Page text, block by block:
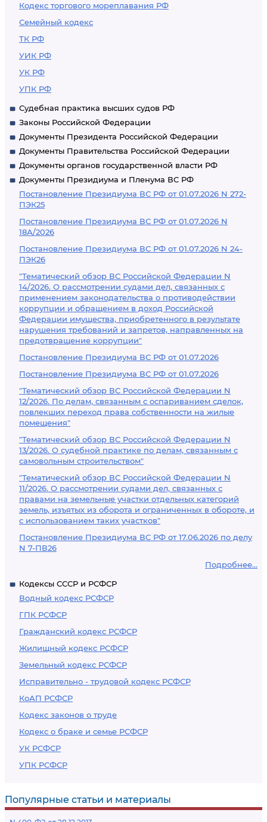
Кодекс торгового мореплавания РФ
Семейный кодекс
ТК РФ
УИК РФ
УК РФ
УПК РФ
Судебная практика высших судов РФ
Законы Российской Федерации
Документы Президента Российской Федерации
Документы Правительства Российской Федерации
Документы органов государственной власти РФ
Документы Президиума и Пленума ВС РФ
Постановление Президиума ВС РФ от 01.07.2026 N 272-
ПЭК25
Постановление Президиума ВС РФ от 01.07.2026 N
18А/2026
Постановление Президиума ВС РФ от 01.07.2026 N 24-
ПЭК26
"Тематический обзор ВС Российской Федерации N
14/2026. О рассмотрении судами дел, связанных с
применением законодательства о противодействии
коррупции и обращением в доход Российской
Федерации имущества, приобретенного в результате
нарушения требований и запретов, направленных на
предотвращение коррупции"
Постановление Президиума ВС РФ от 01.07.2026
Постановление Президиума ВС РФ от 01.07.2026
"Тематический обзор ВС Российской Федерации N
12/2026. По делам, связанным с оспариванием сделок,
повлекших переход права собственности на жилые
помещения"
"Тематический обзор ВС Российской Федерации N
13/2026. О судебной практике по делам, связанным с
самовольным строительством"
"Тематический обзор ВС Российской Федерации N
11/2026. О рассмотрении судами дел, связанных с
правами на земельные участки отдельных категорий
земель, изъятых из оборота и ограниченных в обороте, и
с использованием таких участков"
Постановление Президиума ВС РФ от 17.06.2026 по делу
N 7-ПВ26
Подробнее...
Кодексы СССР и РСФСР
Водный кодекс РСФСР
ГПК РСФСР
Гражданский кодекс РСФСР
Жилищный кодекс РСФСР
Земельный кодекс РСФСР
Исправительно - трудовой кодекс РСФСР
КоАП РСФСР
Кодекс законов о труде
Кодекс о браке и семье РСФСР
УК РСФСР
УПК РСФСР
Популярные статьи и материалы